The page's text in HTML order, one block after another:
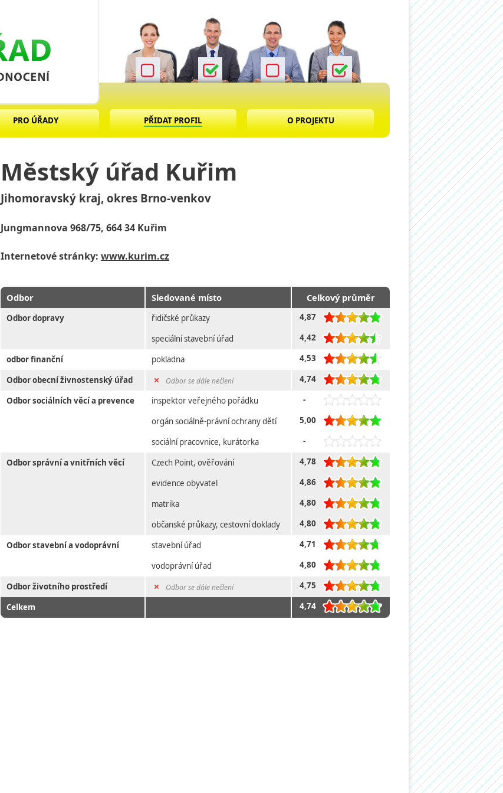
PRO ÚŘADY PŘIDAT PROFIL O PROJEKTU
Městský úřad Kuřim
Jihomoravský kraj, okres Brno-venkov
Jungmannova 968/75, 664 34 Kuřim
Internetové stránky: www.kurim.cz
Odbor Sledované místo Celkový průměr
Odbor dopravy řidičské průkazy 4,87
speciální stavební úřad 4,42
odbor finanční pokladna 4,53
Odbor obecní živnostenský úřad Odbor se dále nečlení 4,74
Odbor sociálních věcí a prevence inspektor veřejného pořádku -
orgán sociálně-právní ochrany dětí 5,00
sociální pracovnice, kurátorka -
Odbor správní a vnitřních věcí Czech Point, ověřování 4,78
evidence obyvatel 4,86
matrika 4,80
občanské průkazy, cestovní doklady 4,80
Odbor stavební a vodoprávní stavební úřad 4,71
vodoprávní úřad 4,80
Odbor životního prostředí Odbor se dále nečlení 4,75
Celkem 4,74